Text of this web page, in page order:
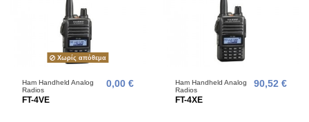
Χωρίς απόθεμα
Ham Handheld Analog
Radios
FT-4VE
0,00 €
Ham Handheld Analog
Radios
FT-4XE
90,52 €